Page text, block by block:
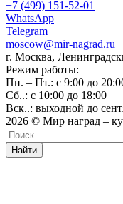
+7 (499) 151-52-01
WhatsApp
Telegram
moscow@mir-nagrad.ru
г. Москва,
Режим работы:
Пн. – Пт.: с 9:00 до
Сб..: с 10:00 до 18:00
Вск..: выходной до
2026 © Мир наград –
Найти